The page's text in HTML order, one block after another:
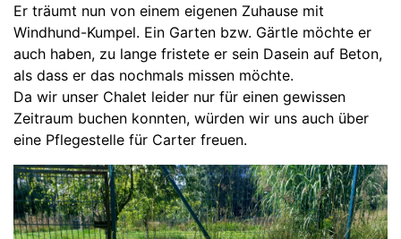
Er träumt nun von einem eigenen Zuhause mit
Windhund-Kumpel. Ein Garten bzw. Gärtle möchte er
auch haben, zu lange fristete er sein Dasein auf Beton,
als dass er das nochmals missen möchte.
Da wir unser Chalet leider nur für einen gewissen
Zeitraum buchen konnten, würden wir uns auch über
eine Pflegestelle für Carter freuen.